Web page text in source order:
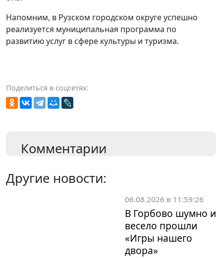
Напомним, в Рузском городском округе успешно
реализуется муниципальная программа по
развитию услуг в сфере культуры и туризма.
Поделиться в соцсетях:
Комментарии
Другие новости:
06.08.2026 в 11:59:26
В Горбово шумно и
весело прошли
«Игры нашего
двора»